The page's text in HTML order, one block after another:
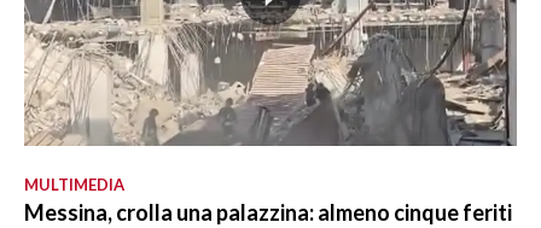
MULTIMEDIA
Messina, crolla una palazzina: almeno cinque feriti